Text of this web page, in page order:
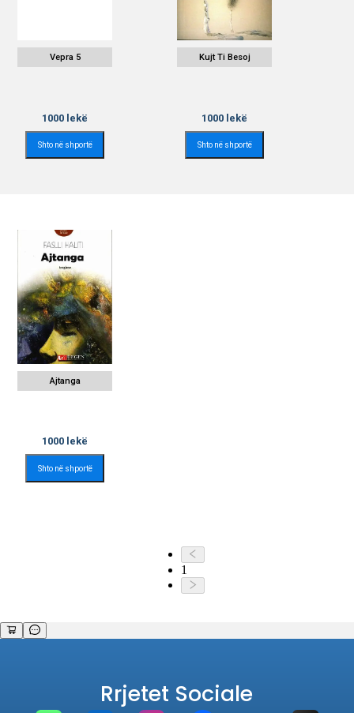
Vepra 5
1000 lekë
Shto në shportë
Kujt Ti Besoj
1000 lekë
Shto në shportë
Ajtanga
1000 lekë
Shto në shportë
1
Rrjetet Sociale